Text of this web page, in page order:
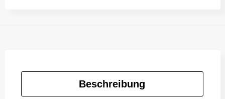
Beschreibung